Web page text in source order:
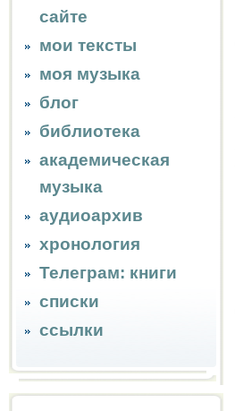
сайте
мои тексты
моя музыка
блог
библиотека
академическая
музыка
аудиоархив
хронология
Телеграм: книги
списки
ссылки